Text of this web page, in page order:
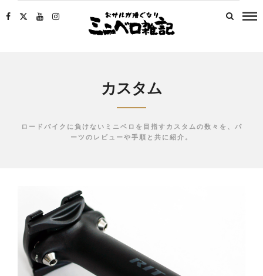
カスタム
ロードバイクに負けないミニベロを目指すカスタムの数々を、パ
ーツのレビューや手順と共に紹介。